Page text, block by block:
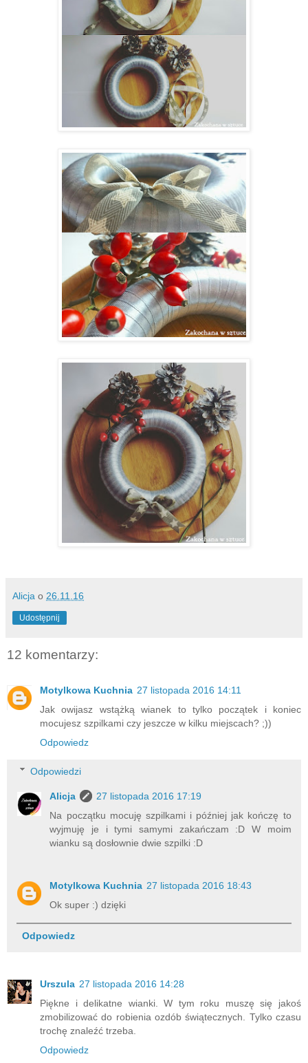
Alicja o 26.11.16
Udostępnij
12 komentarzy:
Motylkowa Kuchnia 27 listopada 2016 14:11
Jak owijasz wstążką wianek to tylko początek i koniec
mocujesz szpilkami czy jeszcze w kilku miejscach? ;))
Odpowiedz
Odpowiedzi
Alicja
27 listopada 2016 17:19
Na początku mocuję szpilkami i później jak kończę to
wyjmuję je i tymi samymi zakańczam :D W moim
wianku są dosłownie dwie szpilki :D
Motylkowa Kuchnia 27 listopada 2016 18:43
Ok super :) dzięki
Odpowiedz
Urszula 27 listopada 2016 14:28
Piękne i delikatne wianki. W tym roku muszę się jakoś
zmobilizować do robienia ozdób świątecznych. Tylko czasu
trochę znaleźć trzeba.
Odpowiedz